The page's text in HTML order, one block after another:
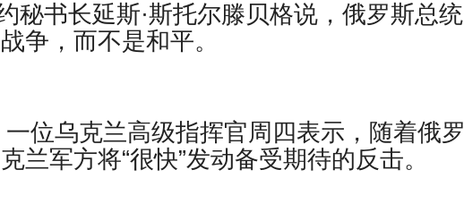
秘书长延斯·斯托尔滕贝格说，俄罗斯总统
争，而不是和平。
位乌克兰高级指挥官周四表示，随着俄罗
兰军方将“很快”发动备受期待的反击。